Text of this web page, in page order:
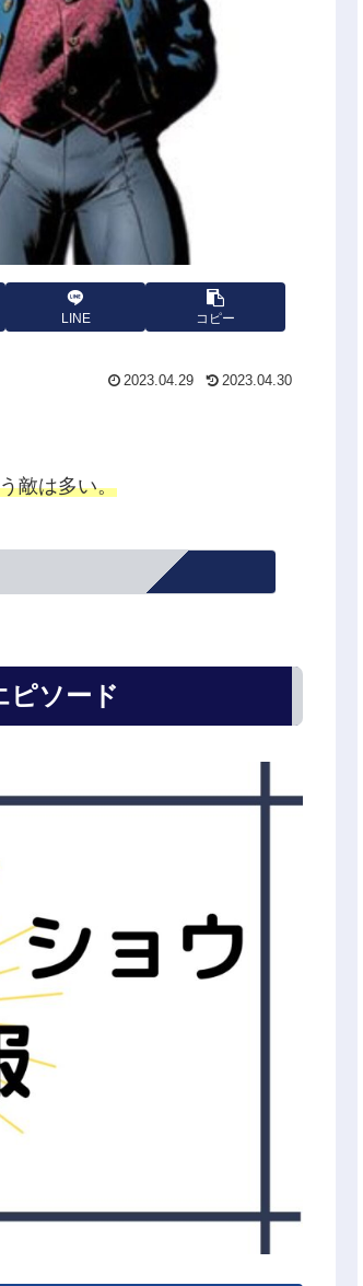
LINE コピー
2023.04.29 2023.04.30
敵は多い。
ピソード